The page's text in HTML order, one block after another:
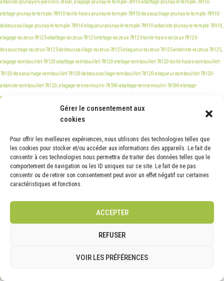
Gérer le consentement aux
cookies
Pour offrir les meilleures expériences, nous utilisons des technologies telles que
les cookies pour stocker et/ou accéder aux informations des appareils. Le fait de
consentir à ces technologies nous permettra de traiter des données telles que le
comportement de navigation ou les ID uniques sur ce site. Le fait de ne pas
consentir ou de retirer son consentement peut avoir un effet négatif sur certaines
caractéristiques et fonctions.
ACCEPTER
REFUSER
VOIR LES PRÉFÉRENCES